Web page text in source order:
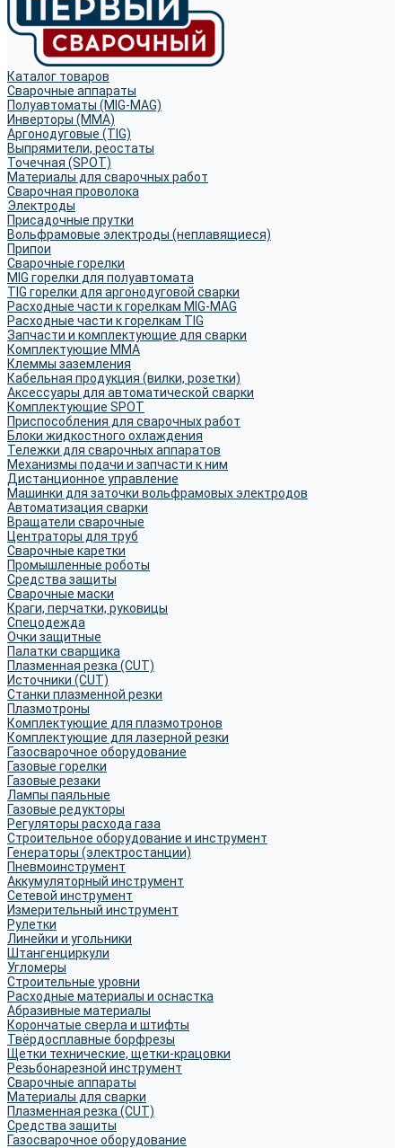
Каталог товаров
Сварочные аппараты
Полуавтоматы (MIG-MAG)
Инверторы (MMA)
Аргонодуговые (TIG)
Выпрямители, реостаты
Точечная (SPOT)
Материалы для сварочных работ
Сварочная проволока
Электроды
Присадочные прутки
Вольфрамовые электроды (неплавящиеся)
Припои
Сварочные горелки
MIG горелки для полуавтомата
TIG горелки для аргонодуговой сварки
Расходные части к горелкам MIG-MAG
Расходные части к горелкам TIG
Запчасти и комплектующие для сварки
Комплектующие ММА
Клеммы заземления
Кабельная продукция (вилки, розетки)
Аксессуары для автоматической сварки
Комплектующие SPOT
Приспособления для сварочных работ
Блоки жидкостного охлаждения
Тележки для сварочных аппаратов
Механизмы подачи и запчасти к ним
Дистанционное управление
Машинки для заточки вольфрамовых электродов
Автоматизация сварки
Вращатели сварочные
Центраторы для труб
Сварочные каретки
Промышленные роботы
Средства защиты
Сварочные маски
Краги, перчатки, руковицы
Спецодежда
Очки защитные
Палатки сварщика
Плазменная резка (CUT)
Источники (CUT)
Станки плазменной резки
Плазмотроны
Комплектующие для плазмотронов
Комплектующие для лазерной резки
Газосварочное оборудование
Газовые горелки
Газовые резаки
Лампы паяльные
Газовые редукторы
Регуляторы расхода газа
Строительное оборудование и инструмент
Генераторы (электростанции)
Пневмоинструмент
Аккумуляторный инструмент
Сетевой инструмент
Измерительный инструмент
Рулетки
Линейки и угольники
Штангенциркули
Угломеры
Строительные уровни
Расходные материалы и оснастка
Абразивные материалы
Корончатые сверла и штифты
Твёрдосплавные борфрезы
Щетки технические, щетки-крацовки
Резьбонарезной инструмент
Сварочные аппараты
Материалы для сварки
Плазменная резка (CUT)
Средства защиты
Газосварочное оборудование